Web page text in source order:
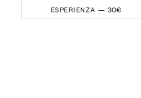
ESPERIENZA — 30€